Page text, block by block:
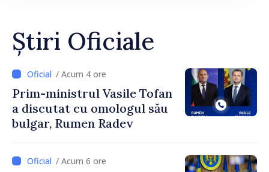
Știri Oficiale
/ Acum 4 ore
Prim-ministrul Vasile Tofan
a discutat cu omologul său
bulgar, Rumen Radev
/ Acum 6 ore